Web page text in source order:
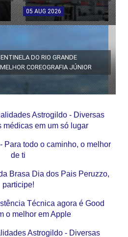
05 AUG 2026
DO RIO GRANDE
COREOGRAFIA JÚNIOR